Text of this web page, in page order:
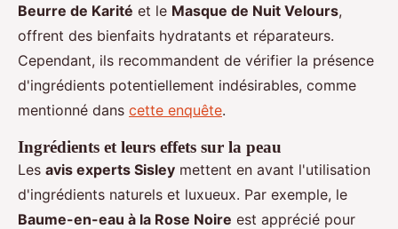
Beurre de Karité et le Masque de Nuit Velours,
offrent des bienfaits hydratants et réparateurs.
Cependant, ils recommandent de vérifier la présence
d'ingrédients potentiellement indésirables, comme
mentionné dans cette enquête.
Ingrédients et leurs effets sur la peau
Les avis experts Sisley mettent en avant l'utilisation
d'ingrédients naturels et luxueux. Par exemple, le
Baume-en-eau à la Rose Noire est apprécié pour